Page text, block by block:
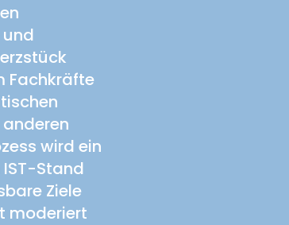
Fachkräfte
wird ein
Stand
Ziele
moderiert